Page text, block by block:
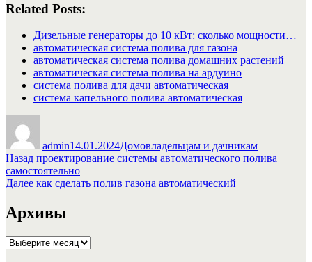
Related Posts:
Дизельные генераторы до 10 кВт: сколько мощности…
автоматическая система полива для газона
автоматическая система полива домашних растений
автоматическая система полива на ардуино
система полива для дачи автоматическая
система капельного полива автоматическая
admin14.01.2024Домовладельцам и дачникам
Навигация
по
Назад Предыдущая
запись:
проектирование системы автоматического полива
самостоятельно
Далее Следующая
как сделать полив газона автоматический
Архивы
Архивы